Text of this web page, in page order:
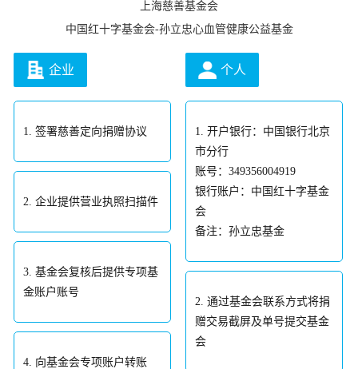
上海慈善基金会
中国红十字基金会-孙立忠心血管健康公益基金
企业
1. 签署慈善定向捐赠协议
2. 企业提供营业执照扫描件
3. 基金会复核后提供专项基
金账户账号
4. 向基金会专项账户转账
个人
1. 开户银行：中国银行北京
市分行
账号：349356004919
银行账户：中国红十字基金
会
备注：孙立忠基金
2. 通过基金会联系方式将捐
赠交易截屏及单号提交基金
会